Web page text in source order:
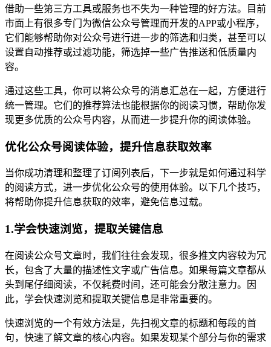
借助一些第三方工具或服务也不失为一种管理的好方法。目前
市面上有很多专门为微信公众号管理而开发的APP或小程序，
它们能够帮助你对公众号进行进一步的筛选和归类，甚至可以
设置自动推荐或过滤功能，筛选掉一些广告推送和低质量内
容。
通过这些工具，你可以将公众号的消息汇总在一起，方便进行
统一管理。它们的推荐算法也能根据你的阅读习惯，帮助你发
现更多优质的公众号内容，从而进一步提升你的阅读体验。
优化公众号阅读体验，提升信息获取效率
当你成功清理和整理了订阅列表后，下一步就是如何通过科学
的阅读方式，进一步优化公众号的使用体验。以下几个技巧，
将帮助你提升信息获取的效率，避免信息过载。
1.学会快速浏览，提取关键信息
在阅读公众号文章时，我们往往会发现，很多推文内容较为冗
长，包含了大量的描述性文字或广告信息。如果每篇文章都从
头到尾仔细阅读，不仅耗费时间，还可能会分散注意力。因
此，学会快速浏览和提取关键信息是非常重要的。
快速浏览的一个有效方法是，先扫视文章的标题和每段的首
句，快速了解文章的核心内容。如果发现某个部分与你的需求